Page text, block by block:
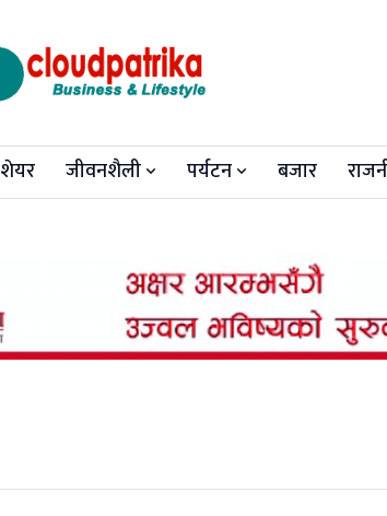
शेयर जीवनशैली पर्यटन बजार